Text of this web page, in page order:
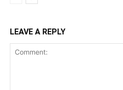
LEAVE A REPLY